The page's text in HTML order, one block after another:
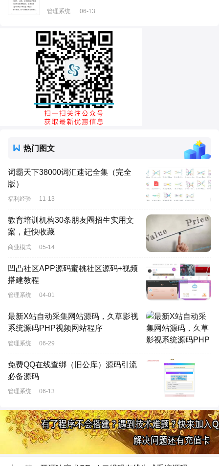
管理系统 06-13
热门图文
词霸天下38000词汇速记全集（完全
版）
福利经验 11-13
教育培训机构30条朋友圈招生实用文
案，赶快收藏
商业模式 05-14
凹凸社区APP源码蜜桃社区源码+视频
搭建教程
管理系统 04-01
最新X站自动采集网站源码，久草影视
系统源码PHP视频网站程序
管理系统 06-29
免费QQ在线查绑（旧公库）源码引流
必备源码
管理系统 06-13